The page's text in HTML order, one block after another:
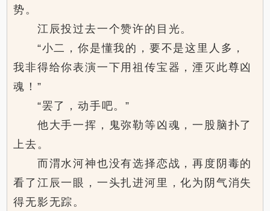
势。
江辰投过去一个赞许的目光。
“小二，你是懂我的，要不是这里人多，
我非得给你表演一下用祖传宝器，湮灭此尊凶
魂！”
“罢了，动手吧。”
他大手一挥，鬼弥勒等凶魂，一股脑扑了
上去。
而渭水河神也没有选择恋战，再度阴毒的
看了江辰一眼，一头扎进河里，化为阴气消失
得无影无踪。